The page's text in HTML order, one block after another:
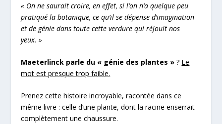
« On ne saurait croire, en effet, si l’on n’a quelque peu
pratiqué la botanique, ce qu’il se dépense d’imagination
et de génie dans toute cette verdure qui réjouit nos
yeux. »
Maeterlinck parle du « génie des plantes »? Le
mot est presque trop faible.
Prenez cette histoire incroyable, racontée dans ce
même livre : celle d’une plante, dont la racine enserrait
complètement une chaussure.